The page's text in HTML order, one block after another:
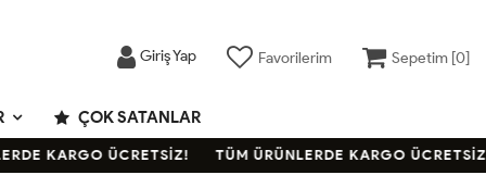
Giriş Yap Favorilerim Sepetim [0]
ÇOK SATANLAR
KARGO ÜCRETSİZ! TÜM ÜRÜNLERDE KARGO ÜCRETSİZ!